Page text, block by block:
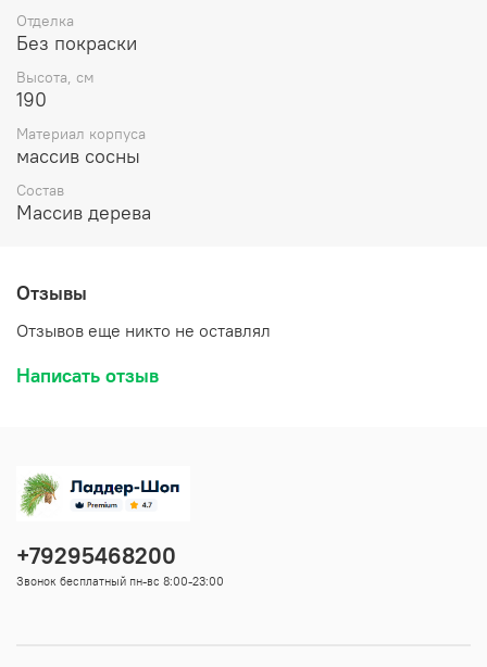
Отделка
Без покраски
Высота, см
190
Материал корпуса
массив сосны
Состав
Массив дерева
Отзывы
Отзывов еще никто не оставлял
Написать отзыв
+79295468200
Звонок бесплатный пн-вс 8:00-23:00